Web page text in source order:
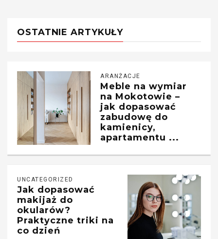
OSTATNIE ARTYKUŁY
ARANŻACJE
Meble na wymiar
na Mokotowie –
jak dopasować
zabudowę do
kamienicy,
apartamentu ...
UNCATEGORIZED
Jak dopasować
makijaż do
okularów?
Praktyczne triki na
co dzień